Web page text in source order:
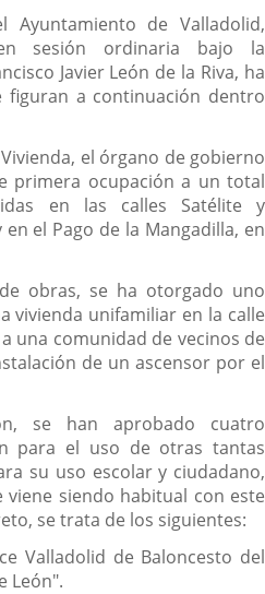
Ayuntamiento de Valladolid,
sesión ordinaria bajo la
Javier León de la Riva, ha
a continuación dentro
el órgano de gobierno
primera ocupación a un total
en las calles Satélite y
en el Pago de la Mangadilla, en
obras, se ha otorgado uno
vivienda unifamiliar en la calle
una comunidad de vecinos de
de un ascensor por el
se han aprobado cuatro
para el uso de otras tantas
su uso escolar y ciudadano,
siendo habitual con este
se trata de los siguientes:
Valladolid de Baloncesto del
León".